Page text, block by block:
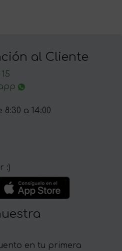
al Cliente
a 14:00
:)
en tu primera